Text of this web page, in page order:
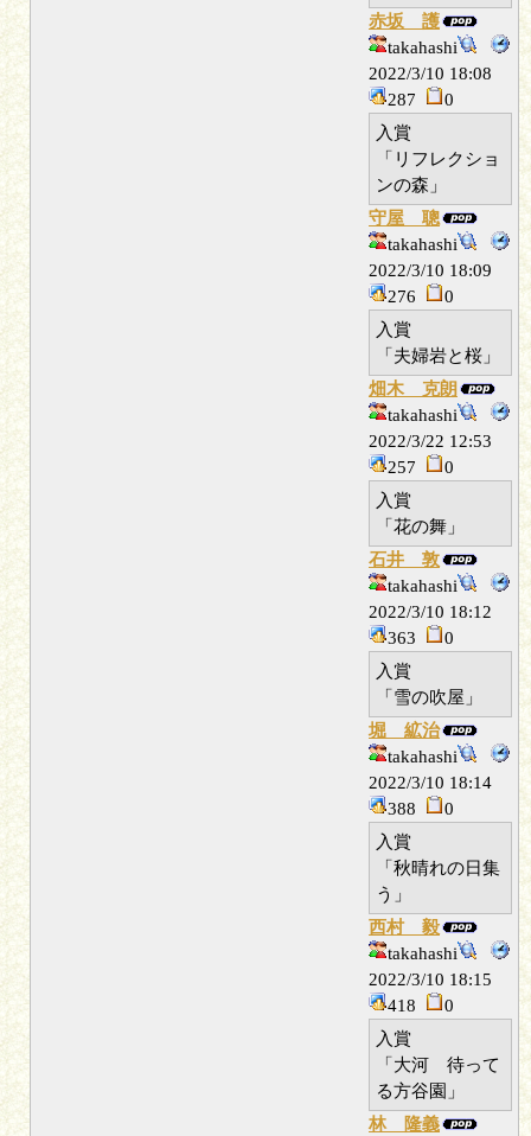
赤坂 護
takahashi
2022/3/10 18:08
287
0
入賞
「リフレクショ
ンの森」
守屋 聰
takahashi
2022/3/10 18:09
276
0
入賞
「夫婦岩と桜」
畑木 克朗
takahashi
2022/3/22 12:53
257
0
入賞
「花の舞」
石井 敦
takahashi
2022/3/10 18:12
363
0
入賞
「雪の吹屋」
堀 絋治
takahashi
2022/3/10 18:14
388
0
入賞
「秋晴れの日集
う」
西村 毅
takahashi
2022/3/10 18:15
418
0
入賞
「大河 待って
る方谷園」
林 隆義